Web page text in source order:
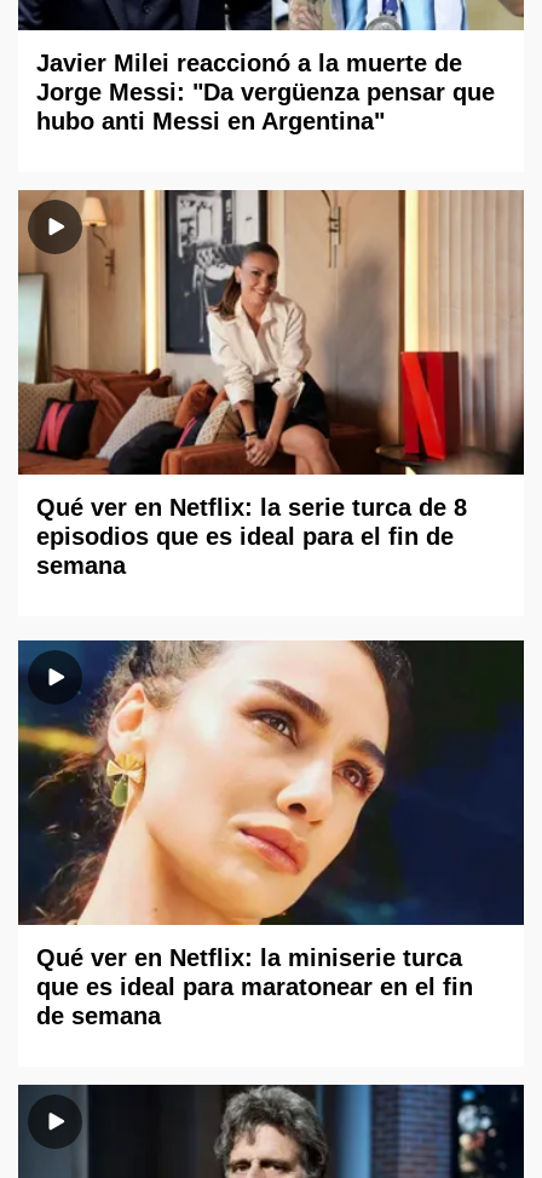
Javier Milei reaccionó a la muerte de
Jorge Messi: "Da vergüenza pensar que
hubo anti Messi en Argentina"
Qué ver en Netflix: la serie turca de 8
episodios que es ideal para el fin de
semana
Qué ver en Netflix: la miniserie turca
que es ideal para maratonear en el fin
de semana